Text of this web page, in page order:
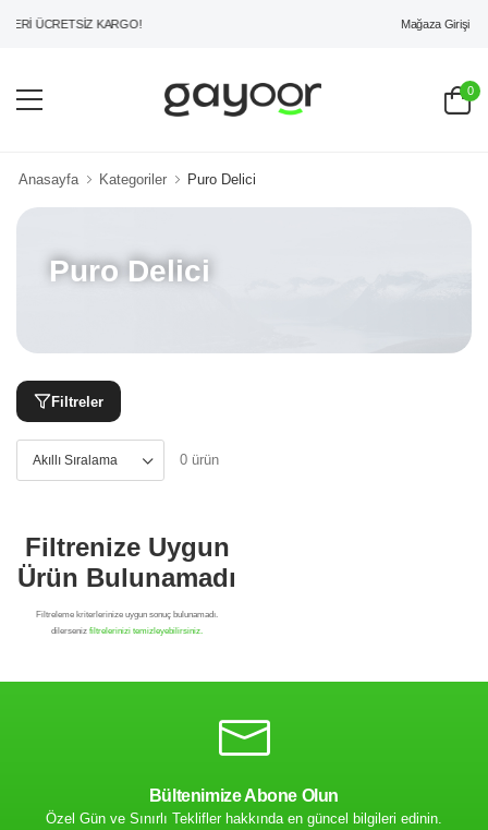
ÜCRETSİZ KARGO! Mağaza Girişi
0
Anasayfa Kategoriler Puro Delici
Puro Delici
Filtreler
0 ürün
Bültenimize Abone Olun
Özel Gün ve Sınırlı Teklifler hakkında en güncel bilgileri edinin.